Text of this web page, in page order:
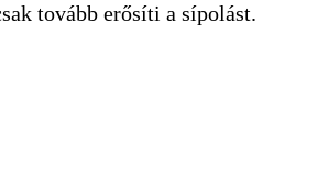
tovább erősíti a sípolást.